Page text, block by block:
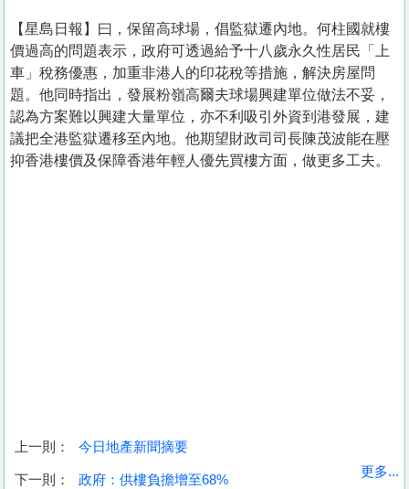
收
【星島日報】曰，保留高球場，倡監獄遷內地。何柱國就樓
價過高的問題表示，政府可透過給予十八歲永久性居民「上
車」稅務優惠，加重非港人的印花稅等措施，解決房屋問
題。他同時指出，發展粉嶺高爾夫球場興建單位做法不妥，
認為方案難以興建大量單位，亦不利吸引外資到港發展，建
議把全港監獄遷移至內地。他期望財政司司長陳茂波能在壓
抑香港樓價及保障香港年輕人優先買樓方面，做更多工夫。
上一則： 今日地產新聞摘要
下一則： 政府：供樓負擔增至68%
更多...